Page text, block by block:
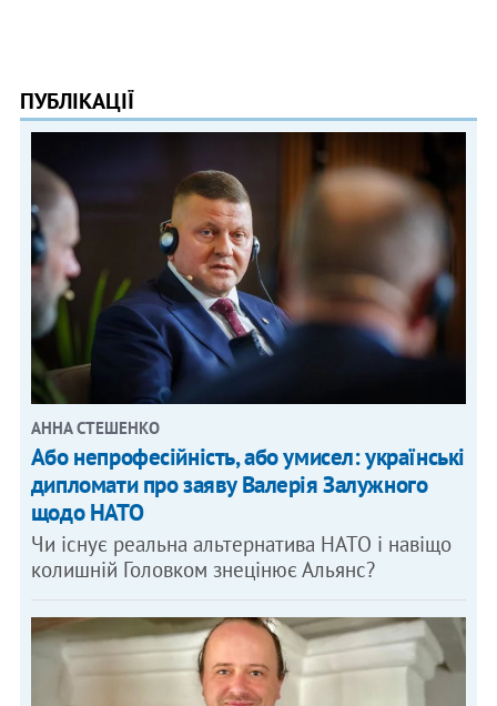
ПУБЛІКАЦІЇ
АННА СТЕШЕНКО
Або непрофесійність, або умисел: українські
дипломати про заяву Валерія Залужного
щодо НАТО
Чи існує реальна альтернатива НАТО і навіщо
колишній Головком знецінює Альянс?